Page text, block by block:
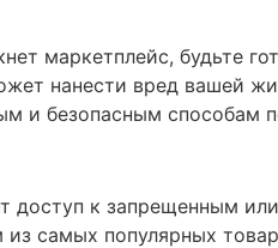
маркетплейс, будьте
нанести вред вашей
и безопасным способам
к запрещенным
самых популярных